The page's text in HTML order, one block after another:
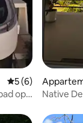
Gemiddelde
5 (6)
op
e
Native